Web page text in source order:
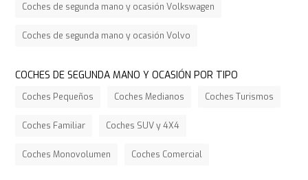
Coches de segunda mano y ocasión Volkswagen
Coches de segunda mano y ocasión Volvo
COCHES DE SEGUNDA MANO Y OCASIÓN POR TIPO
Coches Pequeños Coches Medianos Coches Turismos
Coches Familiar Coches SUV y 4X4
Coches Monovolumen Coches Comercial